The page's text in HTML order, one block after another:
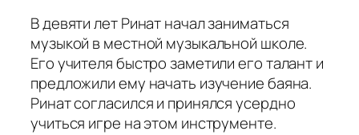
В девяти лет Ринат начал заниматься
музыкой в местной музыкальной школе.
Его учителя быстро заметили его талант и
предложили ему начать изучение баяна.
Ринат согласился и принялся усердно
учиться игре на этом инструменте.